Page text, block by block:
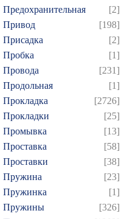
Предохранительная
[2]
Привод
[198]
Присадка
[2]
Пробка
[1]
Провода
[231]
Продольная
[1]
Прокладка
[2726]
Прокладки
[25]
Промывка
[13]
Проставка
[58]
Проставки
[38]
Пружина
[23]
Пружинка
[1]
Пружины
[326]